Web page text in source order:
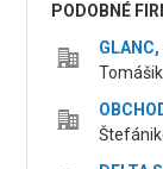
PODOBNÉ